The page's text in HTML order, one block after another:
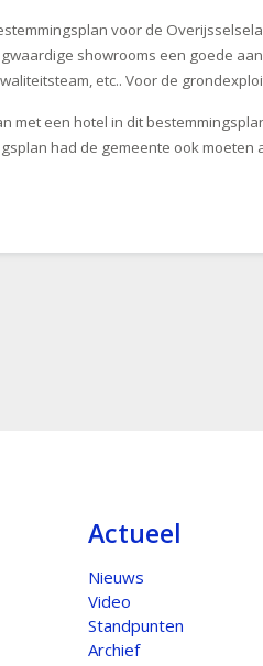
voor de
showrooms een goede
etc.. Voor de
met een hotel in dit
had de gemeente ook
Actueel
Nieuws
Video
Standpunten
Archief